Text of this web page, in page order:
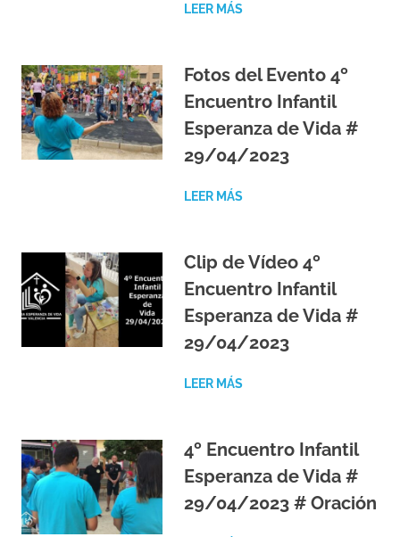
LEER MÁS
Fotos del Evento 4º
Encuentro Infantil
Esperanza de Vida #
29/04/2023
LEER MÁS
Clip de Vídeo 4º
Encuentro Infantil
Esperanza de Vida #
29/04/2023
LEER MÁS
4º Encuentro Infantil
Esperanza de Vida #
29/04/2023 # Oración